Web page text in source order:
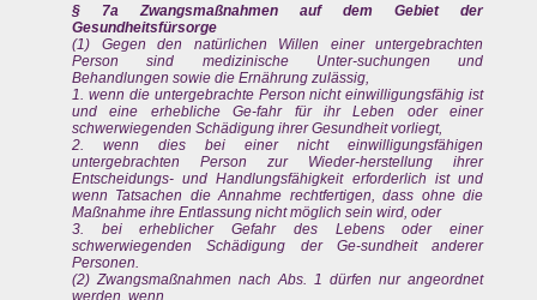
§ 7a Zwangsmaßnahmen auf dem Gebiet der
Gesundheitsfürsorge
(1) Gegen den natürlichen Willen einer untergebrachten
Person sind medizinische Unter-suchungen und
Behandlungen sowie die Ernährung zulässig,
1. wenn die untergebrachte Person nicht einwilligungsfähig ist
und eine erhebliche Ge-fahr für ihr Leben oder einer
schwerwiegenden Schädigung ihrer Gesundheit vorliegt,
2. wenn dies bei einer nicht einwilligungsfähigen
untergebrachten Person zur Wieder-herstellung ihrer
Entscheidungs- und Handlungsfähigkeit erforderlich ist und
wenn Tatsachen die Annahme rechtfertigen, dass ohne die
Maßnahme ihre Entlassung nicht möglich sein wird, oder
3. bei erheblicher Gefahr des Lebens oder einer
schwerwiegenden Schädigung der Ge-sundheit anderer
Personen.
(2) Zwangsmaßnahmen nach Abs. 1 dürfen nur angeordnet
werden, wenn